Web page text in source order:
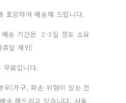
포장하여 배송해 드립니다.
송 기간은 2-3일 정도 소요
일 제외)
료입니다.
(가구, 파손 위험이 있는 전
송 해드리고 있습니다: 서울,